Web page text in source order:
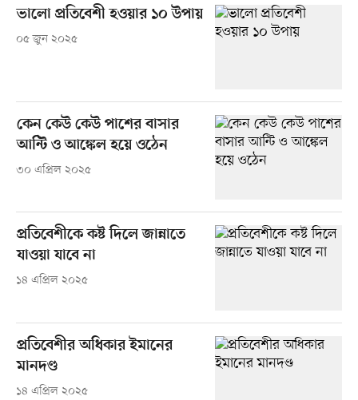
ভালো প্রতিবেশী হওয়ার ১০ উপায়
০৫ জুন ২০২৫
কেন কেউ কেউ পাশের বাসার
আন্টি ও আঙ্কেল হয়ে ওঠেন
৩০ এপ্রিল ২০২৫
প্রতিবেশীকে কষ্ট দিলে জান্নাতে
যাওয়া যাবে না
১৪ এপ্রিল ২০২৫
প্রতিবেশীর অধিকার ইমানের
মানদণ্ড
১৪ এপ্রিল ২০২৫